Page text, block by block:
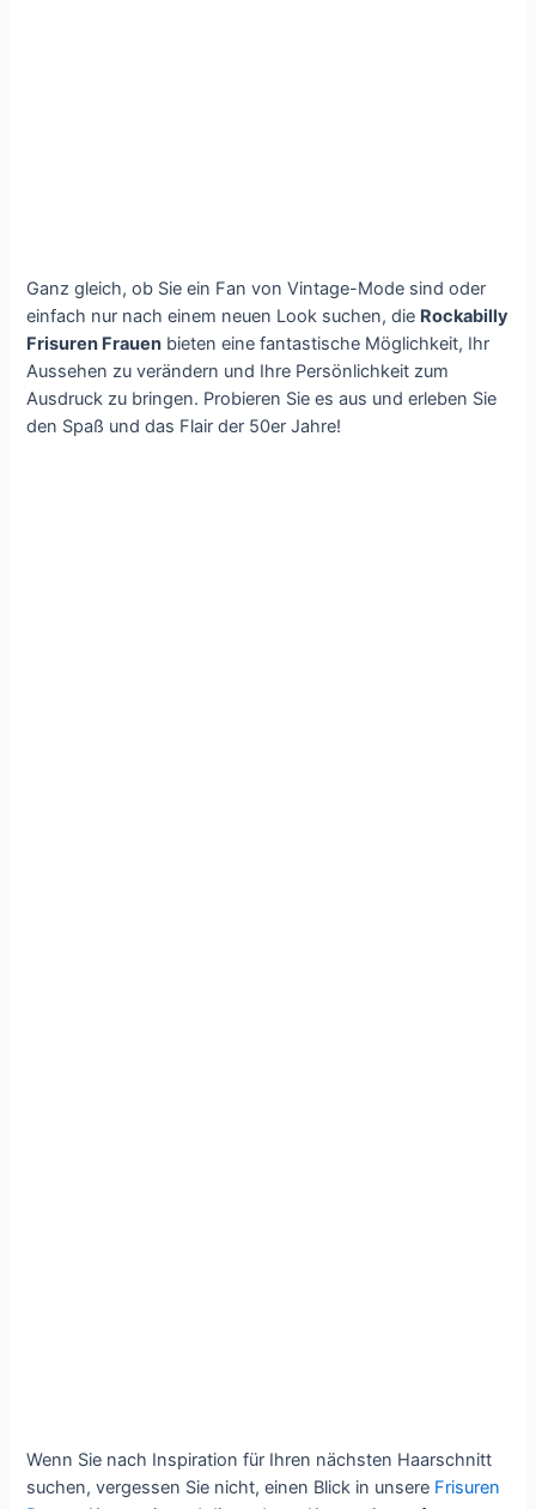
Ganz gleich, ob Sie ein Fan von Vintage-Mode sind oder
einfach nur nach einem neuen Look suchen, die Rockabilly
Frisuren Frauen bieten eine fantastische Möglichkeit, Ihr
Aussehen zu verändern und Ihre Persönlichkeit zum
Ausdruck zu bringen. Probieren Sie es aus und erleben Sie
den Spaß und das Flair der 50er Jahre!
Wenn Sie nach Inspiration für Ihren nächsten Haarschnitt
suchen, vergessen Sie nicht, einen Blick in unsere Frisuren